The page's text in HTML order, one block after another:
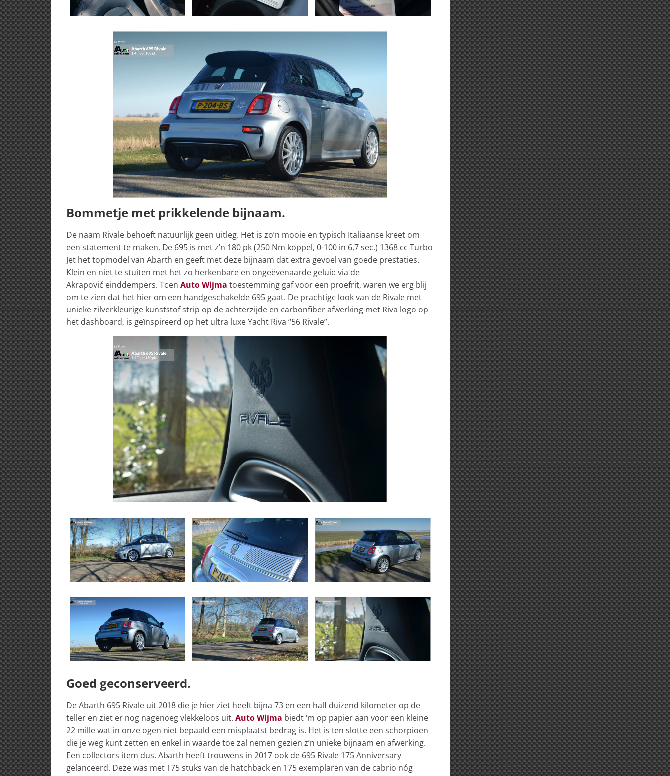
Bommetje met prikkelende bijnaam.
De naam Rivale behoeft natuurlijk geen uitleg. Het is zo’n mooie en typisch Italiaanse kreet om
een statement te maken. De 695 is met z’n 180 pk (250 Nm koppel, 0-100 in 6,7 sec.) 1368 cc Turbo
Jet het topmodel van Abarth en geeft met deze bijnaam dat extra gevoel van goede prestaties.
Klein en niet te stuiten met het zo herkenbare en ongeëvenaarde geluid via de
Akrapović einddempers. Toen Auto Wijma toestemming gaf voor een proefrit, waren we erg blij
om te zien dat het hier om een handgeschakelde 695 gaat. De prachtige look van de Rivale met
unieke zilverkleurige kunststof strip op de achterzijde en carbonfiber afwerking met Riva logo op
het dashboard, is geïnspireerd op het ultra luxe Yacht Riva “56 Rivale”.
Goed geconserveerd.
De Abarth 695 Rivale uit 2018 die je hier ziet heeft bijna 73 en een half duizend kilometer op de
teller en ziet er nog nagenoeg vlekkeloos uit. Auto Wijma biedt ‘m op papier aan voor een kleine
22 mille wat in onze ogen niet bepaald een misplaatst bedrag is. Het is ten slotte een schorpioen
die je weg kunt zetten en enkel in waarde toe zal nemen gezien z’n unieke bijnaam en afwerking.
Een collectors item dus. Abarth heeft trouwens in 2017 ook de 695 Rivale 175 Anniversary
gelanceerd. Deze was met 175 stuks van de hatchback en 175 exemplaren van de cabrio nóg